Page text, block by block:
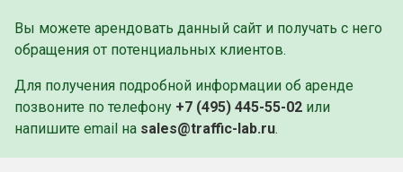
Вы можете арендовать данный сайт и получать с него
обращения от потенциальных клиентов.
Для получения подробной информации об аренде
позвоните по телефону +7 (495) 445-55-02 или
напишите email на sales@traffic-lab.ru.